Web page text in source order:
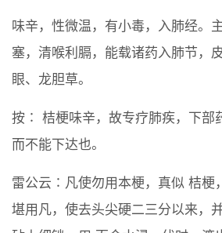
味辛，性微温，有小毒，入肺经。
塞，清喉利膈，能载诸药入肺节，
眼、龙胆草。
按∶ 桔梗味辛，故专疗肺疾，下部
而不能下达也。
雷公云∶凡使勿用本梗，真似 桔梗
堪用凡，使去头尖硬二三分以来，